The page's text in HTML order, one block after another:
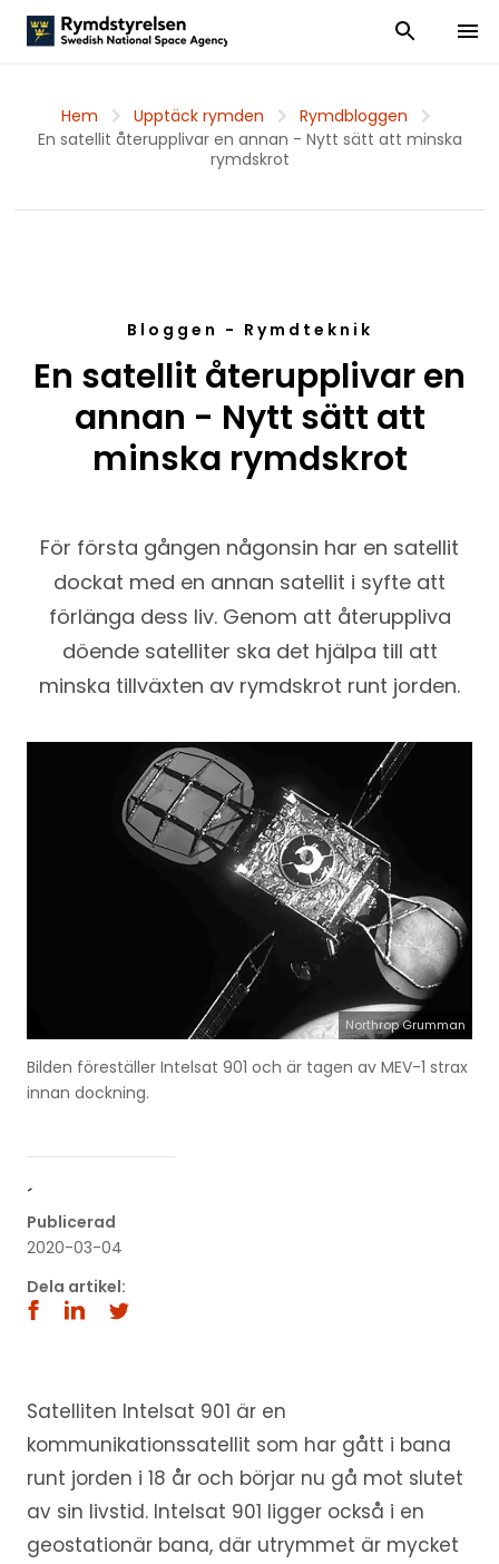
Visa och dölj
Visa
Hem Upptäck rymden
Rymdbloggen
En satellit återupplivar en annan - Nytt sätt att minska
rymdskrot
Bloggen - Rymdteknik
En satellit återupplivar en
annan - Nytt sätt att
minska rymdskrot
För första gången någonsin har en satellit
dockat med en annan satellit i syfte att
förlänga dess liv. Genom att återuppliva
döende satelliter ska det hjälpa till att
minska tillväxten av rymdskrot runt jorden.
Northrop Grumman
Bilden föreställer Intelsat 901 och är tagen av MEV-1 strax
innan dockning.
´
Publicerad
2020-03-04
Dela artikel:
Satelliten Intelsat 901 är en
kommunikationssatellit som har gått i bana
runt jorden i 18 år och börjar nu gå mot slutet
av sin livstid. Intelsat 901 ligger också i en
geostationär bana, där utrymmet är mycket